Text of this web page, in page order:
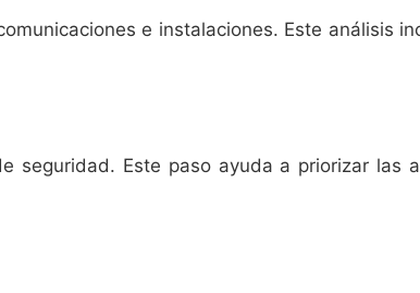
e instalaciones. Este análisis
seguridad. Este paso ayuda a priorizar